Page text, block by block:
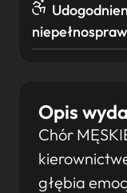
Opis
Chór
głębia